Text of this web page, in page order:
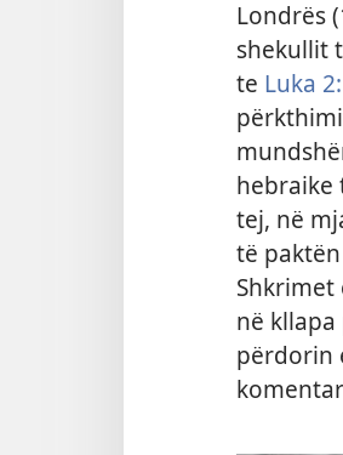
Londrës
shekullit
te Luka
hebraike
tej, në
të
Shkrimet
në
përdorin